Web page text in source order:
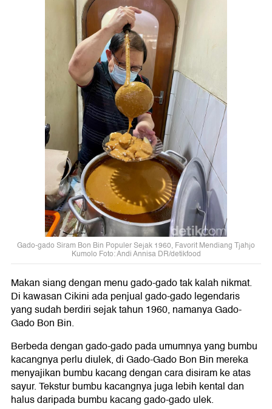
Gado-gado Siram Bon Bin Populer Sejak 1960, Favorit Mendiang Tjahjo
Kumolo Foto: Andi Annisa DR/detikfood
Makan siang dengan menu gado-gado tak kalah nikmat.
Di kawasan Cikini ada penjual gado-gado legendaris
yang sudah berdiri sejak tahun 1960, namanya Gado-
Gado Bon Bin.
Berbeda dengan gado-gado pada umumnya yang bumbu
kacangnya perlu diulek, di Gado-Gado Bon Bin mereka
menyajikan bumbu kacang dengan cara disiram ke atas
sayur. Tekstur bumbu kacangnya juga lebih kental dan
halus daripada bumbu kacang gado-gado ulek.